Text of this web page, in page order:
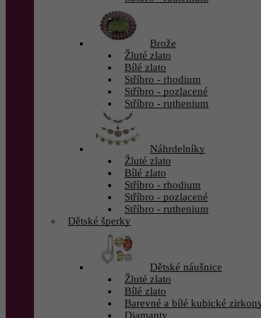
Brože
Žluté zlato
Bílé zlato
Stříbro - rhodium
Stříbro - pozlacené
Stříbro - ruthenium
Náhrdelníky
Žluté zlato
Bílé zlato
Stříbro - rhodium
Stříbro - pozlacené
Stříbro - ruthenium
Dětské šperky
Dětské náušnice
Žluté zlato
Bílé zlato
Barevné a bílé kubické
Diamanty